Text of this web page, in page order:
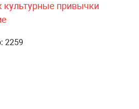
культурные привычки
2259